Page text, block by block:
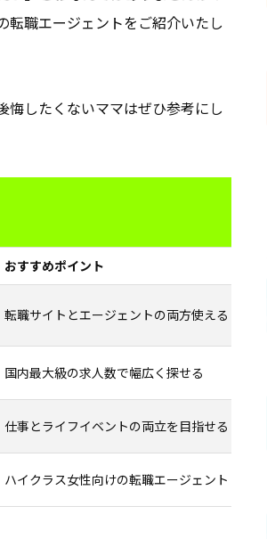
転職エージェントをご紹介いたし
悔したくないママはぜひ参考にし
おすすめポイント
転職サイトとエージェントの両方使える
国内最大級の求人数で幅広く探せる
仕事とライフイベントの両立を目指せる
ハイクラス女性向けの転職エージェント